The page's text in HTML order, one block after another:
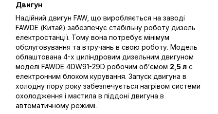
Двигун
Надійний двигун FAW, що виробляється на заводі
FAWDE (Китай) забезпечує стабільну роботу дизель
електростанції. Тому вона потребує мінімум
обслуговування та втручань в свою роботу. Модель
облаштована 4-х циліндровим дизельним двигуном
моделі FAWDE 4DW91-29D робочим об’ємом 2,5 л с
електронним блоком курування. Запуск двигуна в
холодну пору року забезпечується нагрівом системи
охолодження і мастила в піддоні двигуна в
автоматичному режимі.